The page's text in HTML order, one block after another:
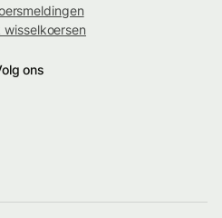
wisselkoersen
ons